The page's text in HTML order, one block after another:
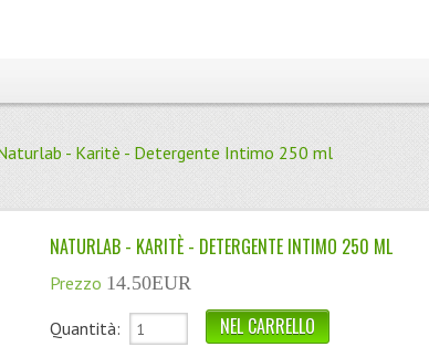
- Karitè - Detergente Intimo 250 ml
NATURLAB - KARITÈ - DETERGENTE INTIMO 250 ML
Prezzo 14.50EUR
Quantità: